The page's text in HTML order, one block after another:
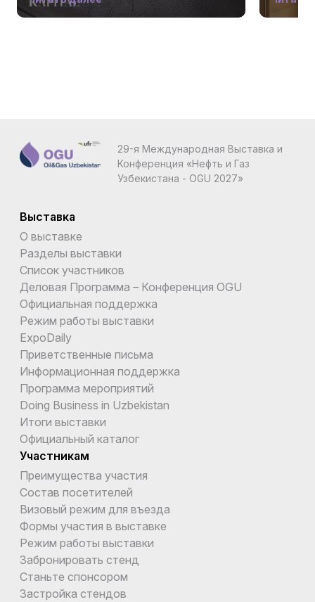
29-я Международная Выставка и
Конференция «Нефть и Газ
Узбекистана - OGU 2027»
Выставка
О выставке
Разделы выставки
Список участников
Деловая Программа – Конференция OGU
Официальная поддержка
Режим работы выставки
ExpoDaily
Приветственные письма
Информационная поддержка
Программа мероприятий
Doing Business in Uzbekistan
Итоги выставки
Официальный каталог
Участникам
Преимущества участия
Состав посетителей
Визовый режим для въезда
Формы участия в выставке
Режим работы выставки
Забронировать стенд
Станьте спонсором
Застройка стендов